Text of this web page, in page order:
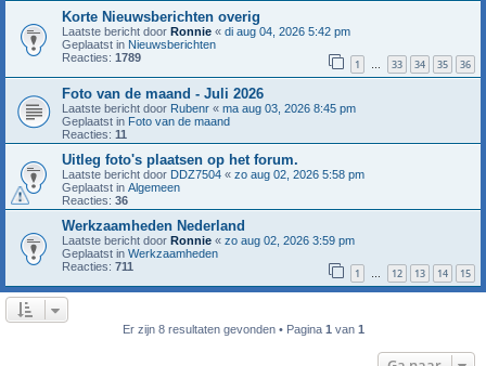
Korte Nieuwsberichten overig
Laatste bericht door Ronnie « di aug 04, 2026 5:42 pm
Geplaatst in Nieuwsberichten
Reacties: 1789 1 … 33 34 35 36
Foto van de maand - Juli 2026
Laatste bericht door Rubenr « ma aug 03, 2026 8:45 pm
Geplaatst in Foto van de maand
Reacties: 11
Uitleg foto's plaatsen op het forum.
Laatste bericht door DDZ7504 « zo aug 02, 2026 5:58 pm
Geplaatst in Algemeen
Reacties: 36
Werkzaamheden Nederland
Laatste bericht door Ronnie « zo aug 02, 2026 3:59 pm
Geplaatst in Werkzaamheden
Reacties: 711 1 … 12 13 14 15
Er zijn 8 resultaten gevonden • Pagina 1 van 1